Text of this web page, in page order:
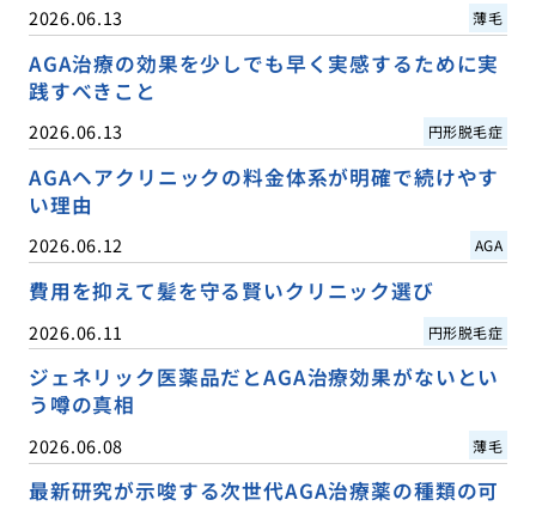
2026.06.13 薄毛
AGA治療の効果を少しでも早く実感するために実
践すべきこと
2026.06.13 円形脱毛症
AGAヘアクリニックの料金体系が明確で続けやす
い理由
2026.06.12 AGA
費用を抑えて髪を守る賢いクリニック選び
2026.06.11 円形脱毛症
ジェネリック医薬品だとAGA治療効果がないとい
う噂の真相
2026.06.08 薄毛
最新研究が示唆する次世代AGA治療薬の種類の可